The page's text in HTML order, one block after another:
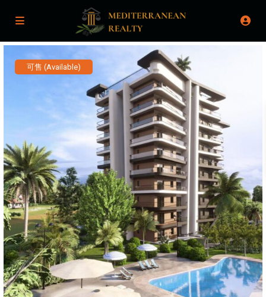
可售 (Available)